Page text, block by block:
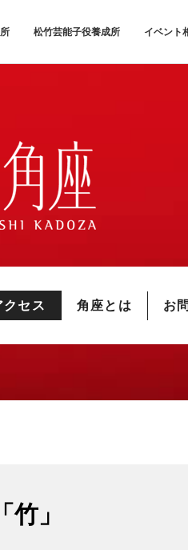
松竹芸能子役養成所 イベント
クセス 角座とは お
」